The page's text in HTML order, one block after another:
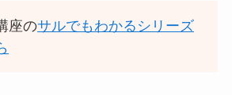
座のサルでもわかるシリーズ